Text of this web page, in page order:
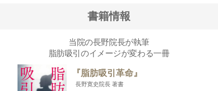
書籍情報
当院の長野院長が執筆
脂肪吸引のイメージが変わる一冊
『脂肪吸引革命』
長野寛史院長 著書